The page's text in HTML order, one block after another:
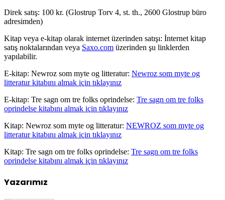
Direk satış: 100 kr. (Glostrup Torv 4, st. th., 2600 Glostrup büro
adresimden)
Kitap veya e-kitap olarak internet üzerinden satışı: İnternet kitap
satış noktalarından veya Saxo.com üzerinden şu linklerden
yapılabilir.
E-kitap: Newroz som myte og litteratur: Newroz som myte og
litteratur kitabını almak için tıklayınız
E-kitap: Tre sagn om tre folks oprindelse: Tre sagn om tre folks
oprindelse kitabını almak için tıklayınız
Kitap: Newroz som myte og litteratur: NEWROZ som myte og
litteratur kitabını almak için tıklayınız
Kitap: Tre sagn om tre folks oprindelse: Tre sagn om tre folks
oprindelse kitabını almak için tıklayınız
Yazarımız